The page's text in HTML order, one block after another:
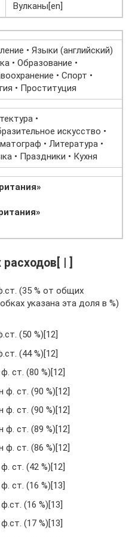
Вулканы[en]
• Языки (английский)
• Образование •
• Спорт •
• Проституция
•
искусство •
• Литература •
• Праздники • Кухня
| ]
(35 % от общих
указана эта доля в %)
(50 %)[12]
(44 %)[12]
ст. (80 %)[12]
ф. ст. (90 %)[12]
ф. ст. (90 %)[12]
ф. ст. (89 %)[12]
ф. ст. (86 %)[12]
ст. (42 %)[12]
ст. (16 %)[13]
(16 %)[13]
(17 %)[13]